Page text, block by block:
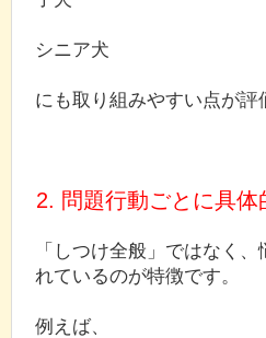
シニア犬
にも取り組みやすい点が評
2. 問題行動ごとに具体
「しつけ全般」ではなく
れているのが特徴です。
例えば、